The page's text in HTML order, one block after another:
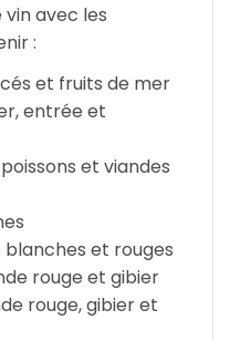
avec les
:
et fruits de mer
entrée et
et viandes
et rouges
rouge et gibier
rouge, gibier et